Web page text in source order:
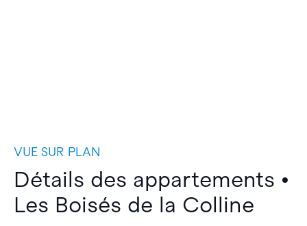
VUE SUR PLAN
Détails des appartements •
Les Boisés de la Colline